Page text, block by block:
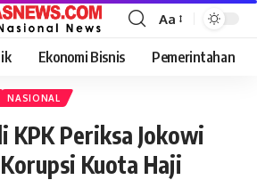
Aa
Ekonomi Bisnis Pemerintahan
NASIONAL
KPK Periksa Jokowi
Kuota Haji